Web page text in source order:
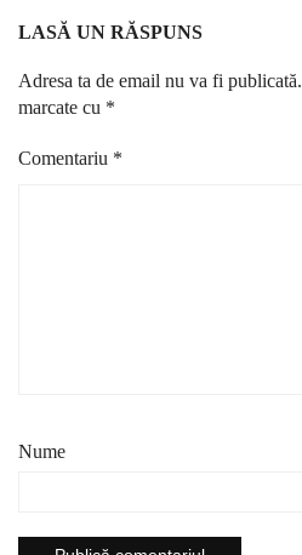
LASĂ UN RĂSPUNS
Adresa ta de email nu va fi publicată.
marcate cu *
Comentariu *
Nume